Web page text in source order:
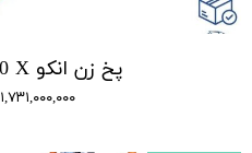
پخ زن انکو NKO UZ50 X
۱,۷۳۱,۰۰۰,۰۰۰ تومان